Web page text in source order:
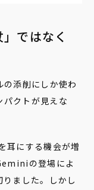
ではなく
の添削にしか使わ
クトが見えな
耳にする機会が増
の登場によ
ました。しかし